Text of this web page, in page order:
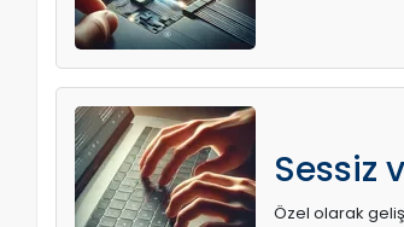
Sessiz
Özel olarak